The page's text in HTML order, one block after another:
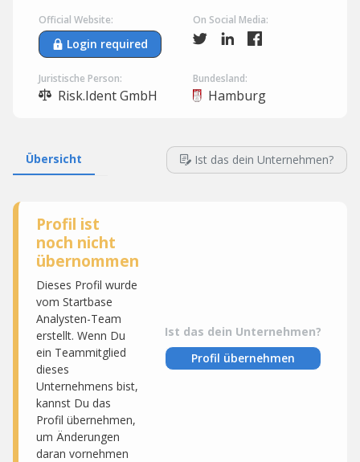
Official Website:
Login required
On Social Media:
Juristische Person:
Risk.Ident GmbH
Bundesland:
Hamburg
Übersicht Ist das dein Unternehmen?
Profil ist
noch nicht
übernommen
Dieses Profil wurde
vom Startbase
Analysten-Team
erstellt. Wenn Du
ein Teammitglied
dieses
Unternehmens bist,
kannst Du das
Profil übernehmen,
um Änderungen
daran vornehmen
Ist das dein Unternehmen?
Profil übernehmen